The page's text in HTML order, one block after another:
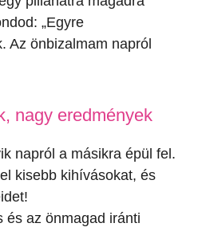
„Egyre
Az önbizalmam napról
nagy eredmények
napról a másikra épül fel.
kisebb kihívásokat, és
és az önmagad iránti